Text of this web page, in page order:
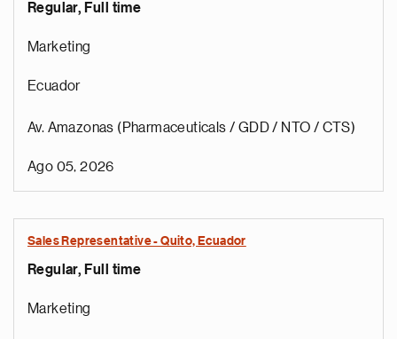
Regular, Full time
Marketing
Ecuador
Av. Amazonas (Pharmaceuticals / GDD / NTO / CTS)
Ago 05, 2026
Sales Representative - Quito, Ecuador
Regular, Full time
Marketing